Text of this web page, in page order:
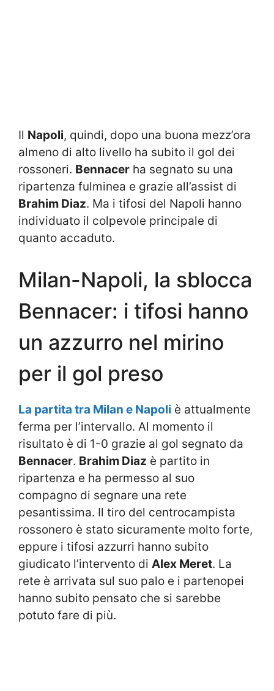
Il Napoli, quindi, dopo una buona mezz’ora
almeno di alto livello ha subito il gol dei
rossoneri. Bennacer ha segnato su una
ripartenza fulminea e grazie all’assist di
Brahim Diaz. Ma i tifosi del Napoli hanno
individuato il colpevole principale di
quanto accaduto.
Milan-Napoli, la sblocca
Bennacer: i tifosi hanno
un azzurro nel mirino
per il gol preso
La partita tra Milan e Napoli è attualmente
ferma per l’intervallo. Al momento il
risultato è di 1-0 grazie al gol segnato da
Bennacer. Brahim Diaz è partito in
ripartenza e ha permesso al suo
compagno di segnare una rete
pesantissima. Il tiro del centrocampista
rossonero è stato sicuramente molto forte,
eppure i tifosi azzurri hanno subito
giudicato l’intervento di Alex Meret. La
rete è arrivata sul suo palo e i partenopei
hanno subito pensato che si sarebbe
potuto fare di più.